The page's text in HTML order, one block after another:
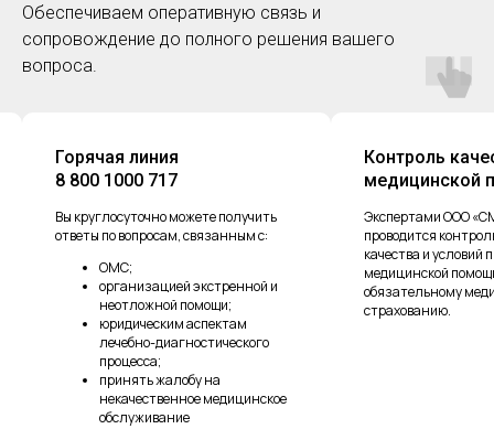
Обеспечиваем оперативную связь и
сопровождение до полного решения вашего
вопроса.
Горячая линия
8 800 1000 717
Вы круглосуточно можете получить
ответы по вопросам, связанным с:
ОМС;
организацией экстренной и
неотложной помощи;
юридическим аспектам
лечебно-диагностического
процесса;
принять жалобу на
некачественное медицинское
обслуживание
Контроль
медицинской
Экспертами ООО
проводится
качества и условий
медицинской
обязательному
страхованию.